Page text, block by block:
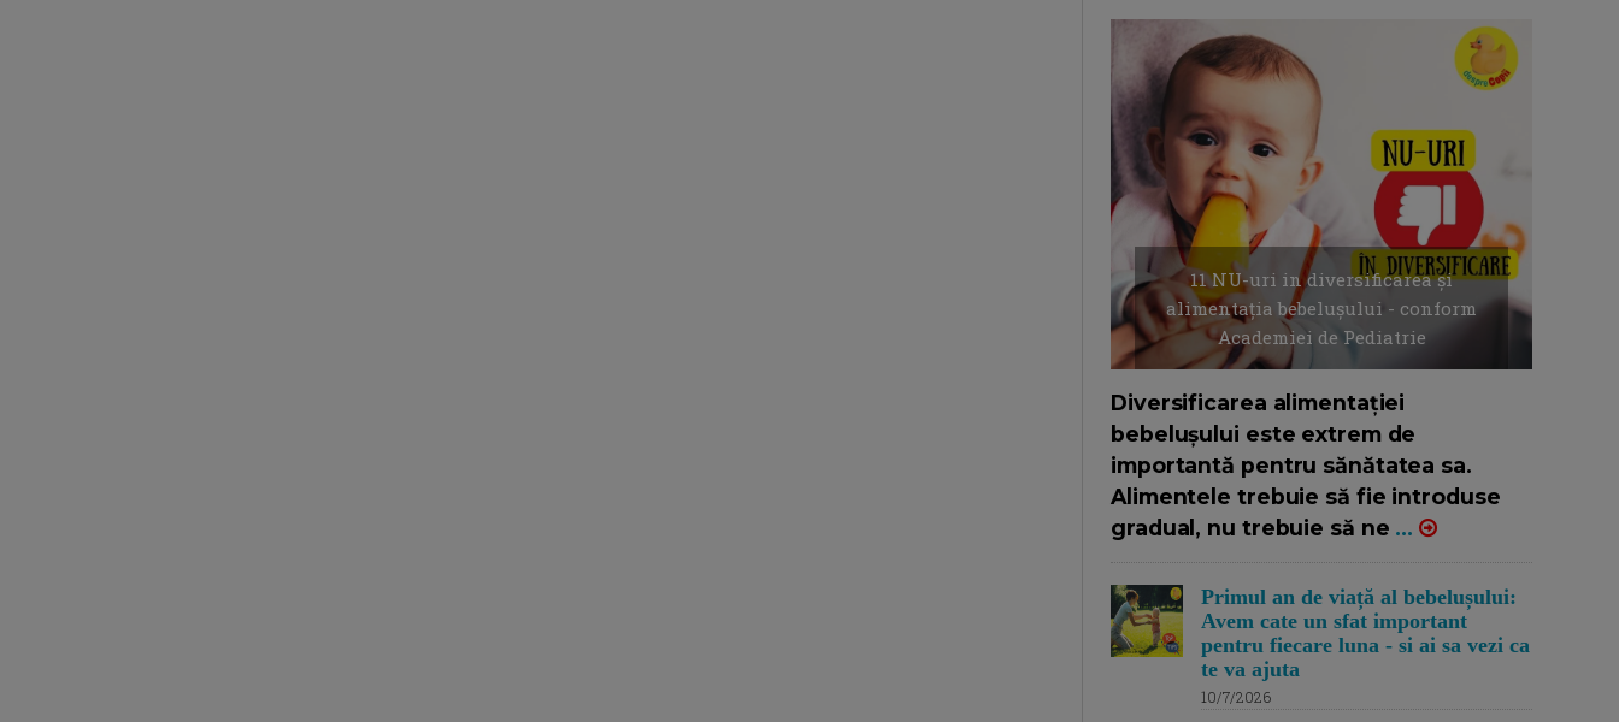
11 NU-uri in diversificarea și
alimentația bebelușului - conform
Academiei de Pediatrie
Diversificarea alimentației
bebelușului este extrem de
importantă pentru sănătatea sa.
Alimentele trebuie să fie introduse
gradual, nu trebuie să ne ...
Primul an de viață al bebelușului:
Avem cate un sfat important
pentru fiecare luna - si ai sa vezi ca
te va ajuta
10/7/2026